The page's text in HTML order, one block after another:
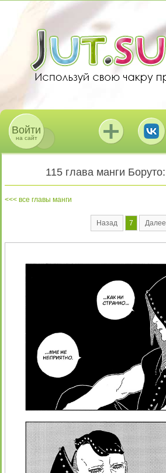
Войти
на сайт
115 глава манги Боруто:
все главы манги
Назад 7 Далее